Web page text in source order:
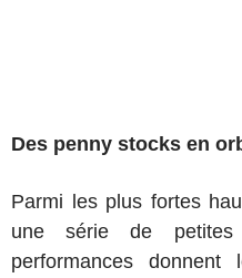
Des penny stocks en
Parmi les plus fortes
une série de petites
performances